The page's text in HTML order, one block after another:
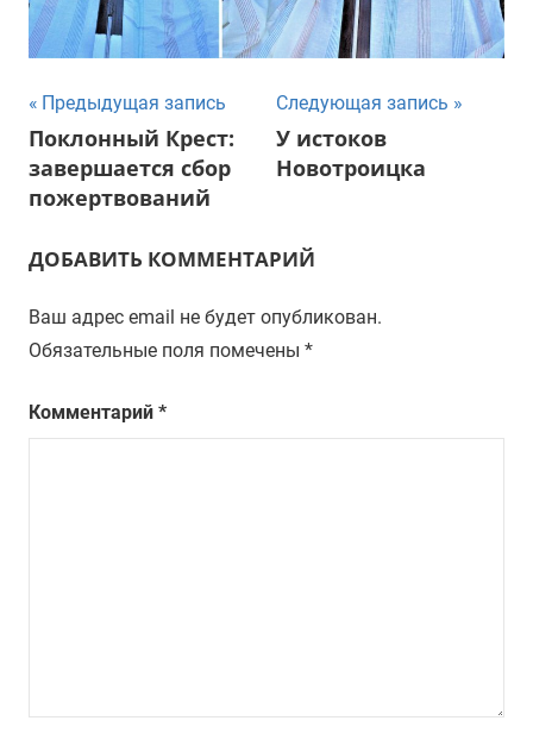
Навигация
по
записям
Предыдущая запись
Поклонный Крест:
завершается сбор
пожертвований
Следующая запись
У истоков
Новотроицка
ДОБАВИТЬ КОММЕНТАРИЙ
Ваш адрес email не будет опубликован.
Обязательные поля помечены *
Комментарий *